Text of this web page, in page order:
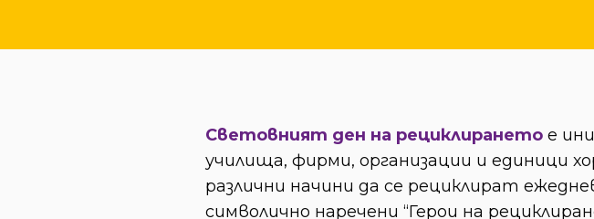
Световният ден на рециклиранетое
училища, фирми, организации и единици
различни начини да се рециклират
символично наречени “Герои на